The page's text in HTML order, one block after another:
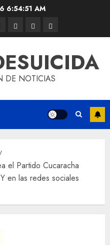
6:54:52 AM
DE NOTICIAS
el Partido Cucaracha
en las redes sociales